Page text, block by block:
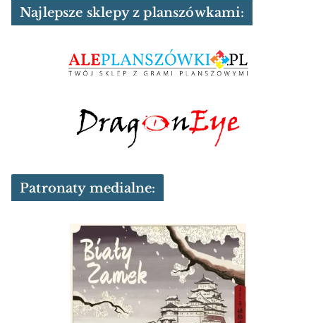
Najlepsze sklepy z planszówkami:
Patronaty medialne: